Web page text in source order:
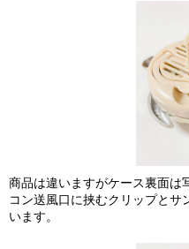
商品は違いますがケース裏面は
コン送風口に挟むクリップとサ
います。